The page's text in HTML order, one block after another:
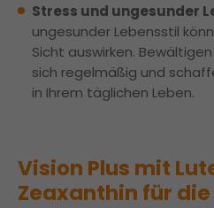
Stress und ungesunder
ungesunder Lebensstil
Sicht auswirken.
sich regelmäßig und
in Ihrem täglichen Leben.
Vision Plus mit
Zeaxanthin für